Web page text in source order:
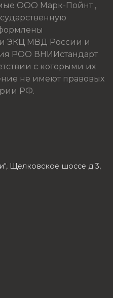
ООО Марк-Пойнт ,
ЭКЦ МВД России и
РОО ВНИИстандарт
с которыми их
не имеют правовых
РФ.
Щелковское шоссе д.3,